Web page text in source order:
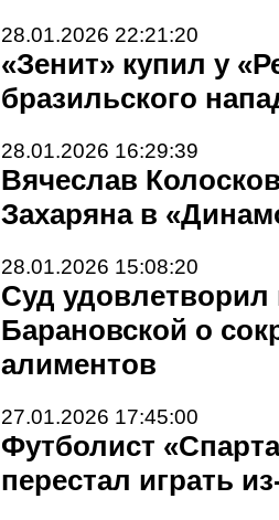
28.01.2026 22:21:20
«Зенит» купил у
бразильского
28.01.2026 16:29:39
Вячеслав
Захаряна в
28.01.2026 15:08:20
Суд
Барановской о
алиментов
27.01.2026 17:45:00
Футболист
перестал играть